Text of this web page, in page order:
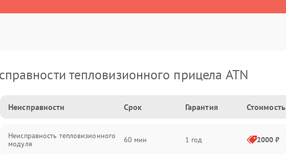
тепловизионного прицела ATN
Неисправности Срок Гарантия Стоимость
Неисправность тепловизионного
модуля
60 мин 1 год 2000 ₽